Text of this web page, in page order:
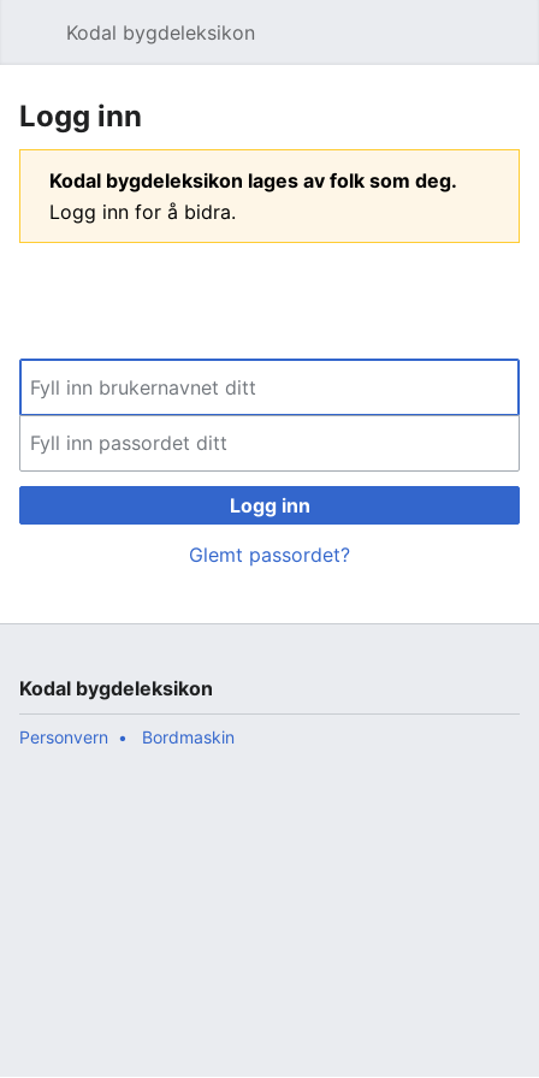
Kodal bygdeleksikon
Logg inn
Kodal bygdeleksikon lages av folk som deg.
Logg inn for å bidra.
Logg inn
Glemt passordet?
Kodal bygdeleksikon
Personvern Bordmaskin